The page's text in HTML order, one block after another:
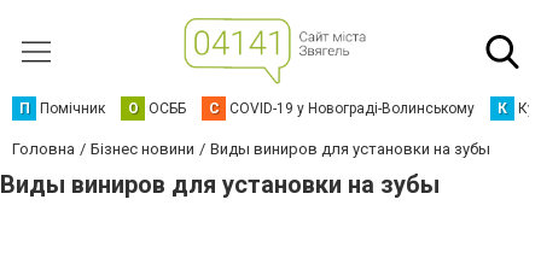
П Помічник О ОСББ C COVID-19 у Новограді-Волинському К
Головна Бізнес новини Виды виниров для установки на зубы
Виды виниров для установки на зубы